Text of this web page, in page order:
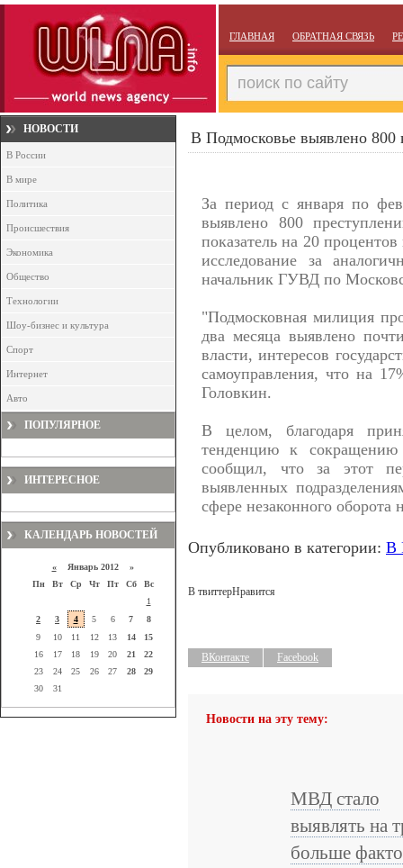
ГЛАВНАЯ ОБРАТНАЯ СВЯЗЬ
НОВОСТИ
В России
В мире
Политика
Происшествия
Экономика
Общество
Технологии
Шоу-бизнес и культура
Спорт
Интернет
Авто
ПОПУЛЯРНОЕ
ИНТЕРЕСНОЕ
КАЛЕНДАРЬ НОВОСТЕЙ
«Январь 2012 »
Пн
Вт Ср Чт Пт Сб
Вс
1
2
3 4 5 6 7
8
9
10 11 12 13 14
15
16
17 18 19 20 21
22
23
24 25 26 27 28
29
30
31
В Подмосковье выявлено
За период с января по
выявлено 800
показатель на 20
исследование за
начальник ГУВД по
"Подмосковная милиция
два месяца выявлено
власти, интересов
самоуправления, что на
Головкин.
В целом, благодаря
тенденцию к
сообщил, что за этот
выявленных
сфере незаконного оборота
Опубликовано в категории: В
В твиттерНравится
ВКонтакте Facebook
Новости на эту тему:
МВД стало
выявлять на
больше